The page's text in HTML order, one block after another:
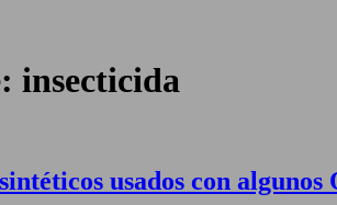
insecticida
usados con